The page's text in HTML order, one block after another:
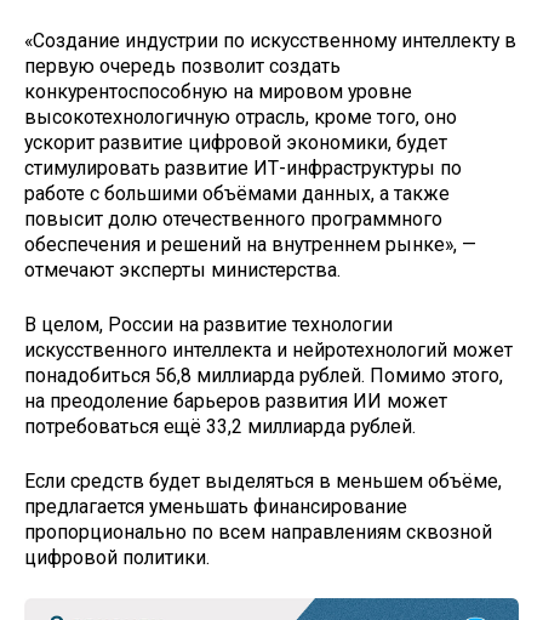
«Создание индустрии по искусственному интеллекту в
первую очередь позволит создать
конкурентоспособную на мировом уровне
высокотехнологичную отрасль, кроме того, оно
ускорит развитие цифровой экономики, будет
стимулировать развитие ИТ-инфраструктуры по
работе с большими объёмами данных, а также
повысит долю отечественного программного
обеспечения и решений на внутреннем рынке», —
отмечают эксперты министерства.
В целом, России на развитие технологии
искусственного интеллекта и нейротехнологий может
понадобиться 56,8 миллиарда рублей. Помимо этого,
на преодоление барьеров развития ИИ может
потребоваться ещё 33,2 миллиарда рублей.
Если средств будет выделяться в меньшем объёме,
предлагается уменьшать финансирование
пропорционально по всем направлениям сквозной
цифровой политики.